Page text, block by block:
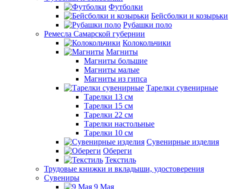
Футболки
Бейсболки и козырьки
Рубашки поло
Ремесла Самарской губернии
Колокольчики
Магниты
Магниты большие
Магниты малые
Магниты из гипса
Тарелки сувенирные
Тарелки 13 см
Тарелки 15 см
Тарелки 22 см
Тарелки настольные
Тарелки 10 см
Сувенирные изделия
Обереги
Текстиль
Трудовые книжки и вкладыши, удостоверения
Сувениры
9 Мая